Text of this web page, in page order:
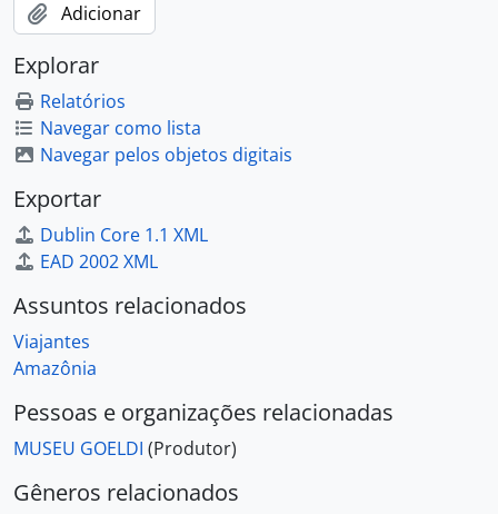
Adicionar
Explorar
Relatórios
Navegar como lista
Navegar pelos objetos digitais
Exportar
Dublin Core 1.1 XML
EAD 2002 XML
Assuntos relacionados
Viajantes
Amazônia
Pessoas e organizações relacionadas
MUSEU GOELDI (Produtor)
Gêneros relacionados